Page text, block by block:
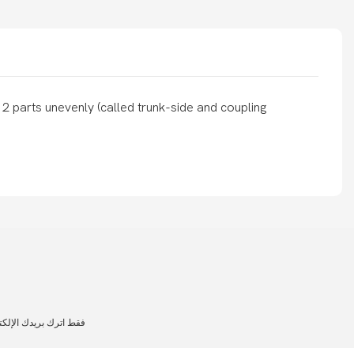
parts unevenly (called trunk-side and coupling
فقط اترك بريدك